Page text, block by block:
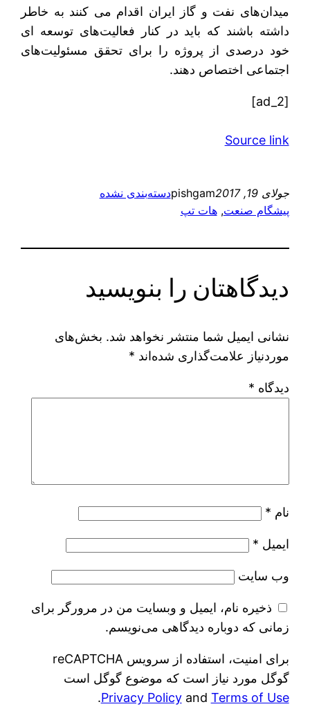
میدان‌های نفت و گاز ایران اقدام می کنند به خاطر
داشته باشند که باید در کنار فعالیت‌های توسعه ای
خود درصدی از پروژه را برای تحقق مسئولیت‌های
اجتماعی اختصاص دهند.
[ad_2]
Source link
جولای 19, 2017 pishgamدسته‌بندی نشده
پیشگام صنعت, هات تپ
دیدگاهتان را بنویسید
نشانی ایمیل شما منتشر نخواهد شد. بخش‌های
موردنیاز علامت‌گذاری شده‌اند *
دیدگاه *
نام *
ایمیل *
وب‌ سایت
ذخیره نام، ایمیل و وبسایت من در مرورگر برای
زمانی که دوباره دیدگاهی می‌نویسم.
برای امنیت، استفاده از سرویس reCAPTCHA
گوگل مورد نیاز است که موضوع گوگل است
Privacy Policyand Terms of Use
.